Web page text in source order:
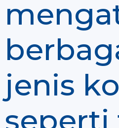
jenis
seperti